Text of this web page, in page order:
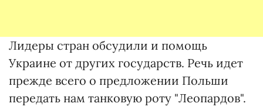
Лидеры стран обсудили и помощь
Украине от других государств. Речь идет
прежде всего о предложении Польши
передать нам танковую роту "Леопардов".